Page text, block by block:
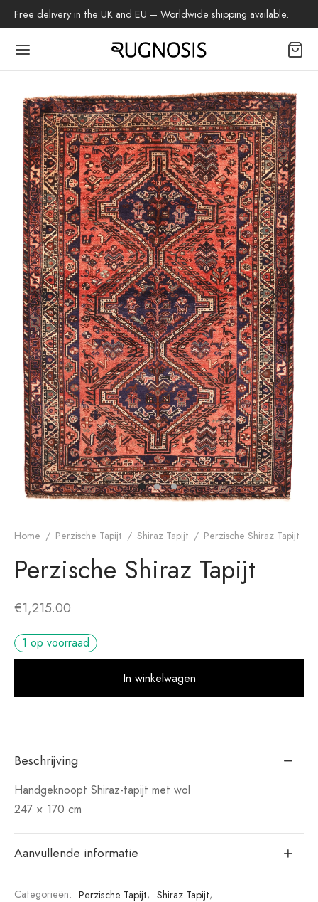
Free delivery in the UK and EU – Worldwide shipping available.
Home / Perzische Tapijt / Shiraz Tapijt / Perzische Shiraz Tapijt
Perzische Shiraz Tapijt
€1,215.00
1 op voorraad
In winkelwagen
Beschrijving
Handgeknoopt Shiraz-tapijt met wol
247 × 170 cm
Aanvullende informatie
Categorieën: Perzische Tapijt, Shiraz Tapijt,
Back
Tapijt
Tapijt
Tapijt
ontwerp